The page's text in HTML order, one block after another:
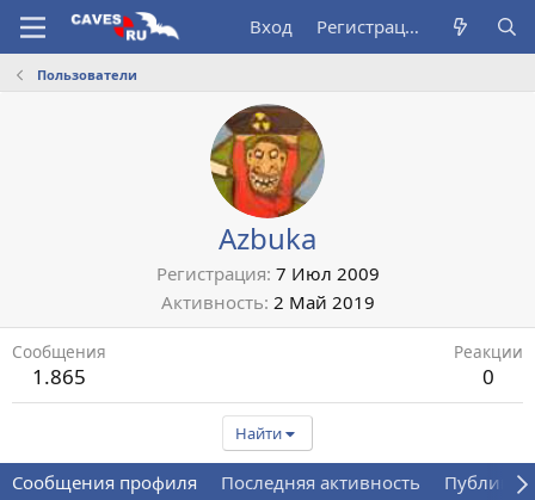
Вход Регистрация
Пользователи
Azbuka
Регистрация 7 Июл 2009
Активность 2 Май 2019
Сообщения
1.865
Реакции
0
Найти
Сообщения профиля Последняя активность